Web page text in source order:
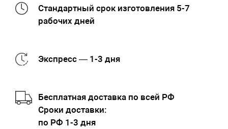
Стандартный срок изготовления 5-7
рабочих дней
Экспресс — 1-3 дня
Бесплатная доставка по всей РФ
Cроки доставки:
по РФ 1-3 дня